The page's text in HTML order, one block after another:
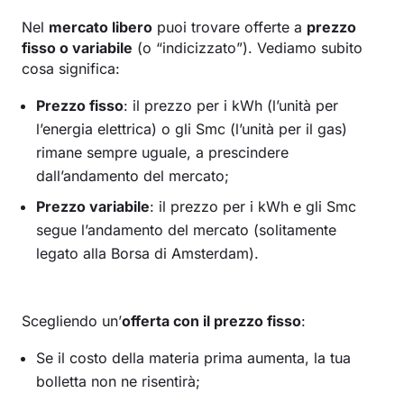
Nel mercato libero puoi trovare offerte a prezzo
fisso o variabile (o “indicizzato”). Vediamo subito
cosa significa:
Prezzo fisso: il prezzo per i kWh (l’unità per
l’energia elettrica) o gli Smc (l’unità per il gas)
rimane sempre uguale, a prescindere
dall’andamento del mercato;
Prezzo variabile: il prezzo per i kWh e gli Smc
segue l’andamento del mercato (solitamente
legato alla Borsa di Amsterdam).
Scegliendo un’offerta con il prezzo fisso:
Se il costo della materia prima aumenta, la tua
bolletta non ne risentirà;